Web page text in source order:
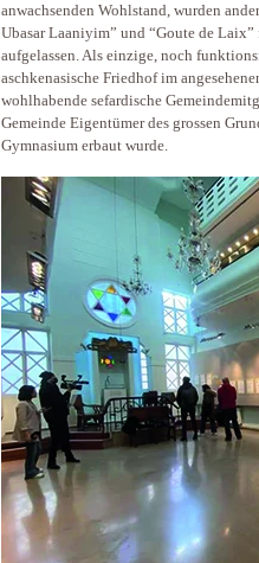
anwachsenden Wohlstand, wurden
Ubasar Laaniyim” und “Goute de
aufgelassen. Als einzige, noch
aschkenasische Friedhof im
wohlhabende sefardische
Gemeinde Eigentümer des grossen
Gymnasium erbaut wurde.